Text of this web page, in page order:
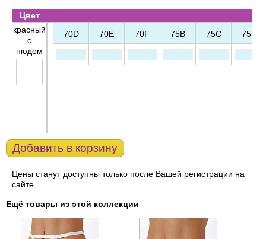
Цвет
красный
с
нюдом
70D 70E 70F 75B 75C 75D
Добавить в корзину
Цены станут доступны только после Вашей регистрации на
сайте
Ещё товары из этой коллекции